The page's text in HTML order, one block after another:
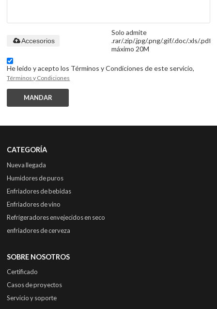
Solo admite
.rar/.zip/.jpg/.png/.gif/.doc/.xls/.pdf,
máximo 20M
Accesorios
He leido y acepto los Términos y Condiciones de este servicio,
Términos y Condiciones
MANDAR
CATEGORÍA
Nueva llegada
Humidores de puros
Enfriadores de bebidas
Enfriadores de vino
Refrigeradores envejecidos en seco
enfriadores de cerveza
SOBRE NOSOTROS
Certificado
Casos de proyectos
Servicio y soporte